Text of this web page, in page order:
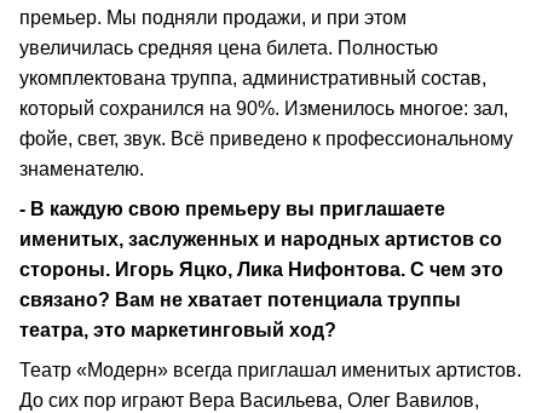
премьер. Мы подняли продажи, и при этом
увеличилась средняя цена билета. Полностью
укомплектована труппа, административный состав,
который сохранился на 90%. Изменилось многое: зал,
фойе, свет, звук. Всё приведено к профессиональному
знаменателю.
- В каждую свою премьеру вы приглашаете
именитых, заслуженных и народных артистов со
стороны. Игорь Яцко, Лика Нифонтова. С чем это
связано? Вам не хватает потенциала труппы
театра, это маркетинговый ход?
Театр «Модерн» всегда приглашал именитых артистов.
До сих пор играют Вера Васильева, Олег Вавилов,